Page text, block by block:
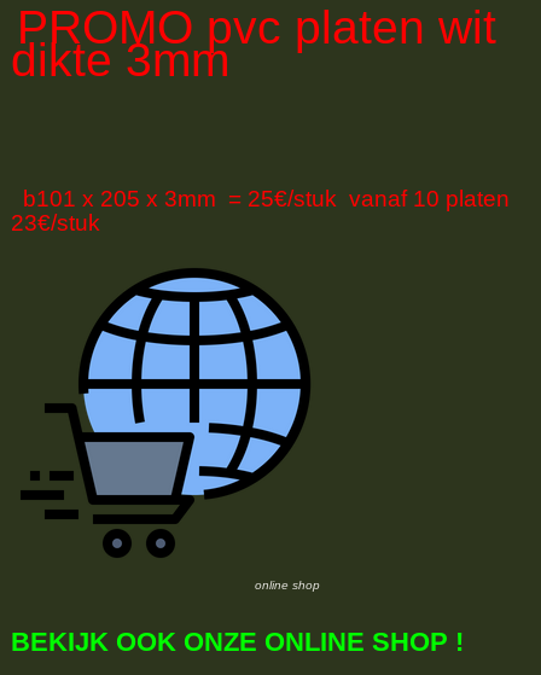
PROMO pvc platen wit
dikte 3mm
b101 x 205 x 3mm = 25€/stuk vanaf 10 platen
23€/stuk
online shop
BEKIJK OOK ONZE ONLINE SHOP !